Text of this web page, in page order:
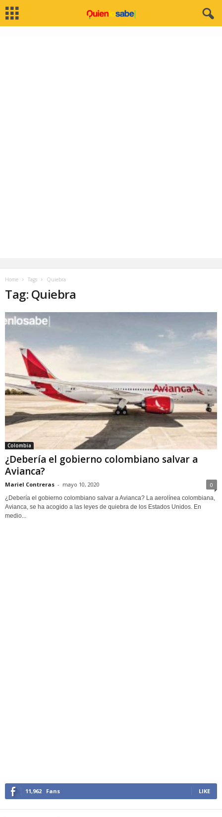
Home Tags Quiebra
Tag: Quiebra
Colombia
¿Debería el gobierno colombiano salvar a
Avianca?
Mariel Contreras - mayo 10, 2020 0
¿Debería el gobierno colombiano salvar a Avianca? La aerolínea colombiana,
Avianca, se ha acogido a las leyes de quiebra de los Estados Unidos. En
medio...
11,962 Fans LIKE